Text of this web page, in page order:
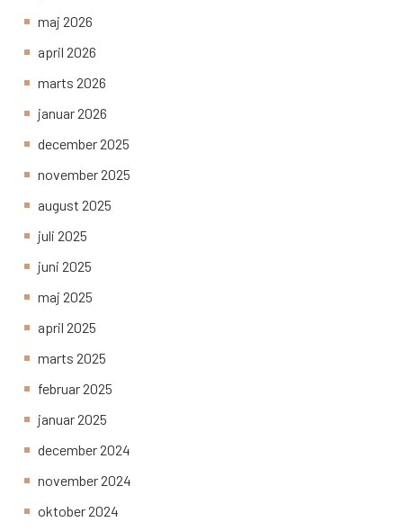
maj 2026
april 2026
marts 2026
januar 2026
december 2025
november 2025
august 2025
juli 2025
juni 2025
maj 2025
april 2025
marts 2025
februar 2025
januar 2025
december 2024
november 2024
oktober 2024